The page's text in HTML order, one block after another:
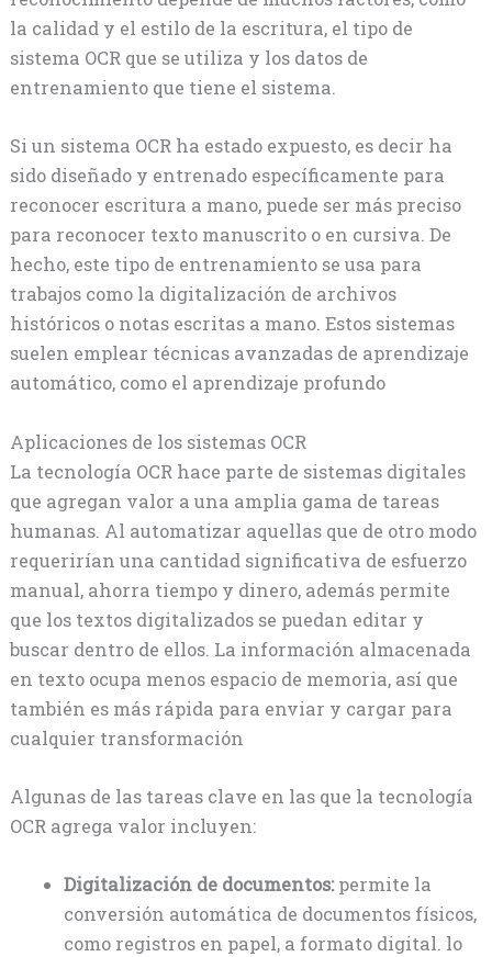
la calidad y el estilo de la escritura, el tipo de
sistema OCR que se utiliza y los datos de
entrenamiento que tiene el sistema.
Si un sistema OCR ha estado expuesto, es decir ha
sido diseñado y entrenado específicamente para
reconocer escritura a mano, puede ser más preciso
para reconocer texto manuscrito o en cursiva. De
hecho, este tipo de entrenamiento se usa para
trabajos como la digitalización de archivos
históricos o notas escritas a mano. Estos sistemas
suelen emplear técnicas avanzadas de aprendizaje
automático, como el aprendizaje profundo
Aplicaciones de los sistemas OCR
La tecnología OCR hace parte de sistemas digitales
que agregan valor a una amplia gama de tareas
humanas. Al automatizar aquellas que de otro modo
requerirían una cantidad significativa de esfuerzo
manual, ahorra tiempo y dinero, además permite
que los textos digitalizados se puedan editar y
buscar dentro de ellos. La información almacenada
en texto ocupa menos espacio de memoria, así que
también es más rápida para enviar y cargar para
cualquier transformación
Algunas de las tareas clave en las que la tecnología
OCR agrega valor incluyen:
Digitalización de documentos:permite la
conversión automática de documentos físicos,
como registros en papel, a formato digital. lo